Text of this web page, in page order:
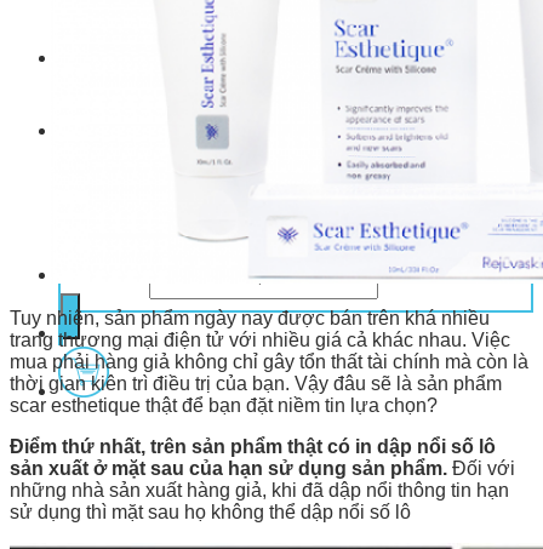
Chưa có sản phẩm trong giỏ hàng.
Tuy nhiên, sản phẩm ngày nay được bán trên khá nhiều
trang thương mại điện tử với nhiều giá cả khác nhau. Việc
mua phải hàng giả không chỉ gây tổn thất tài chính mà còn là
thời gian kiên trì điều trị của bạn. Vậy đâu sẽ là sản phẩm
scar esthetique thật để bạn đặt niềm tin lựa chọn?
Điểm thứ nhất, trên sản phẩm thật có in dập nổi số lô
sản xuất ở mặt sau của hạn sử dụng sản phẩm. Đối với
những nhà sản xuất hàng giả, khi đã dập nổi thông tin hạn
sử dụng thì mặt sau họ không thể dập nổi số lô